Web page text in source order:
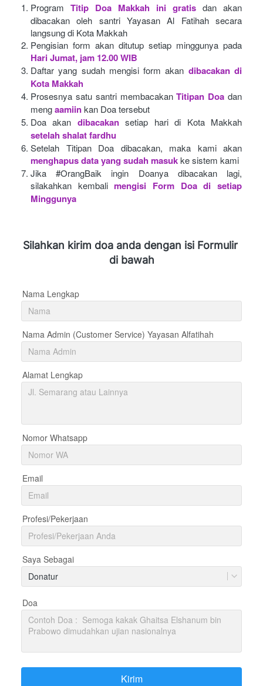
Program Titip Doa Makkah ini gratis dan akan
dibacakan oleh santri Yayasan Al Fatihah secara
langsung di Kota Makkah
Pengisian form akan ditutup setiap minggunya pada
Hari Jumat, jam 12.00 WIB
Daftar yang sudah mengisi form akan dibacakan di
Kota Makkah
Prosesnya satu santri membacakan Titipan Doa dan
mengaamiinkan Doa tersebut
Doa akan dibacakan setiap hari di Kota Makkah
setelah shalat fardhu
Setelah Titipan Doa dibacakan, maka kami akan
menghapus data yang sudah masukke sistem kami
Jika #OrangBaik ingin Doanya dibacakan lagi,
silakahkan kembali mengisi Form Doa di setiap
Minggunya
Silahkan kirim doa anda dengan isi Formulir
di bawah
Nama Lengkap
Nama Admin (Customer Service) Yayasan Alfatihah
Alamat Lengkap
Nomor Whatsapp
Email
Profesi/Pekerjaan
Saya Sebagai
Donatur
Doa
`Kirim